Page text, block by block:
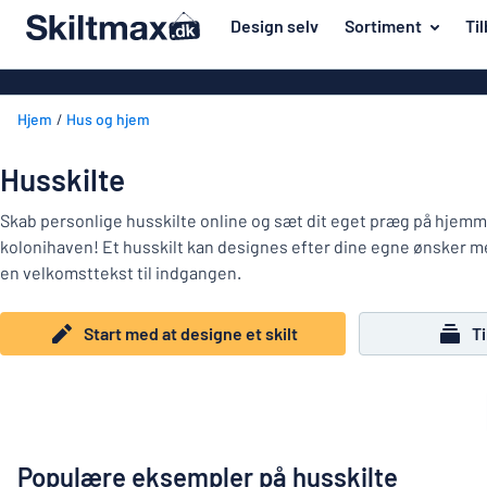
Design selv Sortiment
Hus og hjem
Navneskilte
Mærkning
Klistremærker
Arbejdsmiljø
Vis alle kategorier
Eco Board
Mest
populære
Materiale
Hus
Navneskilte
til
designe et skilt
Hjem Hus og hjem
Husskilte
Skab personlige husskilte online og sæt dit eget præg på
kolonihaven! Et husskilt kan designes efter dine egne ønsker
en velkomsttekst til indgangen.
Start med at designe et skilt
Populære eksempler på husskilte